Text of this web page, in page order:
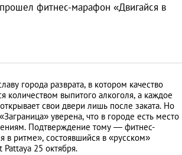
фитнес-марафон «Двигайся в
города разврата, в котором качество
количеством выпитого алкоголя, а каждое
свои двери лишь после заката. Но
уверена, что в городе есть место
Подтверждение тому — фитнес-
в ритме», состоявшийся в «русском»
25 октября.